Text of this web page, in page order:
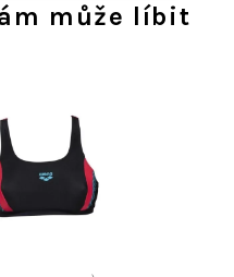
může líbit